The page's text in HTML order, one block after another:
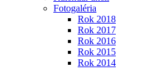
Fotogaléria
Rok 2018
Rok 2017
Rok 2016
Rok 2015
Rok 2014